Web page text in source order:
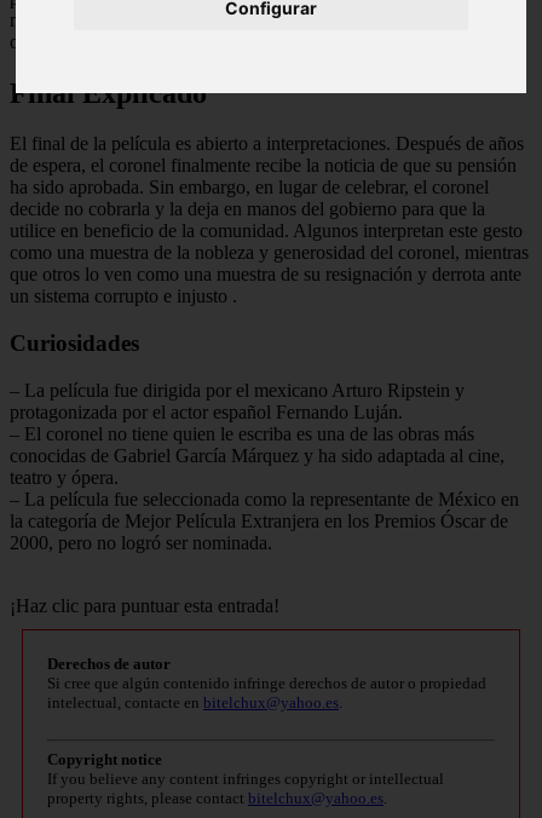
Configurar
mantener su dignidad y esperanza en un mundo que parece haberlo
olvidado.
Final Explicado
El final de la película es abierto a interpretaciones. Después de años
de espera, el coronel finalmente recibe la noticia de que su pensión
ha sido aprobada. Sin embargo, en lugar de celebrar, el coronel
decide no cobrarla y la deja en manos del gobierno para que la
utilice en beneficio de la comunidad. Algunos interpretan este gesto
como una muestra de la nobleza y generosidad del coronel, mientras
que otros lo ven como una muestra de su resignación y derrota ante
un sistema corrupto e injusto .
Curiosidades
– La película fue dirigida por el mexicano Arturo Ripstein y
protagonizada por el actor español Fernando Luján.
– El coronel no tiene quien le escriba es una de las obras más
conocidas de Gabriel García Márquez y ha sido adaptada al cine,
teatro y ópera.
– La película fue seleccionada como la representante de México en
la categoría de Mejor Película Extranjera en los Premios Óscar de
2000, pero no logró ser nominada.
¡Haz clic para puntuar esta entrada!
Derechos de autor
Si cree que algún contenido infringe derechos de autor o propiedad
intelectual, contacte en bitelchux@yahoo.es
Copyright notice
If you believe any content infringes copyright or intellectual
property rights, please contact bitelchux@yahoo.es